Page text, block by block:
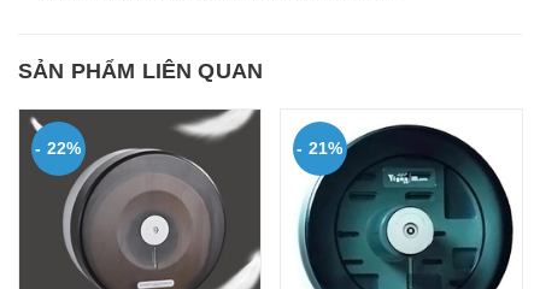
SẢN PHẨM LIÊN QUAN
- 22% - 21%